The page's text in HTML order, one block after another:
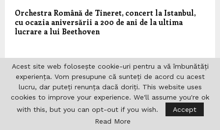
Orchestra Română de Tineret, concert la Istanbul,
cu ocazia aniversării a 200 de ani de la ultima
lucrare a lui Beethoven
LASĂ UN COMENTARIU
Acest site web folosește cookie-uri pentru a vă îmbunătăți
experiența. Vom presupune că sunteți de acord cu acest
lucru, dar puteți renunța dacă doriți. This website uses
cookies to improve your experience. We'll assume you're ok
with this, but you can opt-out if you wish.
Accept
Read More